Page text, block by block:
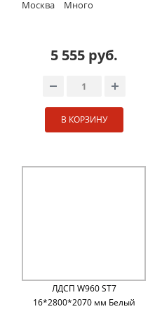
Москва Много
5 555 руб.
В КОРЗИНУ
ЛДСП W960 ST7
16*2800*2070 мм Белый